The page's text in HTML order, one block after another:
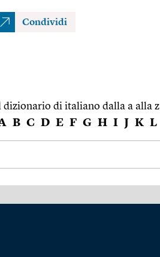
Condividi
dizionario di italiano dalla a alla z
B C D E F G H I J K L